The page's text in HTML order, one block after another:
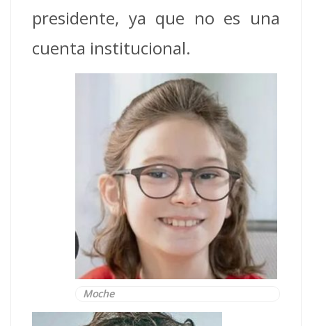
presidente, ya que no es una
cuenta institucional.
Moche